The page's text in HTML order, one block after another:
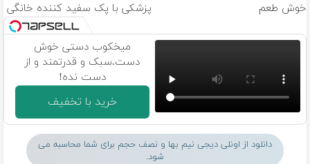
خوش طعم
پزشکی با پک سفید کننده خانگی
میخکوب دستی خوش
دست.سبک و قدرتمند و از
دست نده!
خرید با تخفیف
دانلود از اونلی دیجی نیم بها و نصف حجم برای شما محاسبه می
شود.